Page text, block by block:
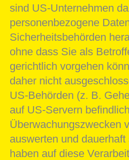
sind US-Unternehmen
personenbezogene
Sicherheitsbehörden
ohne dass Sie als
gerichtlich vorgehen
daher nicht
US-Behörden (z. B.
auf US-Servern
Überwachungszwecken
auswerten und
haben auf diese